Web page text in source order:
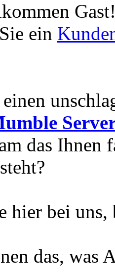
ein
das
hier bei
das, was